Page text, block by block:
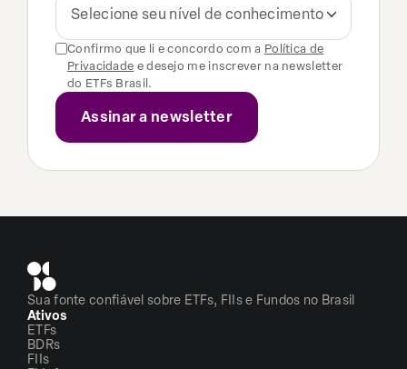
Selecione seu nível de conhecimento
Confirmo que li e concordo com a Política de
Privacidade e desejo me inscrever na newsletter
do ETFs Brasil.
Sua fonte confiável sobre ETFs, FIIs e Fundos no Brasil
Ativos
ETFs
BDRs
FIIs